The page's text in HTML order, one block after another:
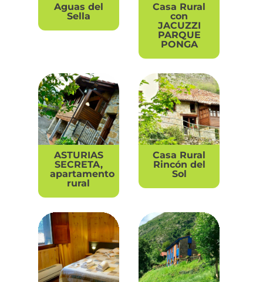
Aguas del
Sella
Casa Rural
con
JACUZZI
PARQUE
PONGA
ASTURIAS
SECRETA,
apartamento
rural
Casa Rural
Rincón del
Sol